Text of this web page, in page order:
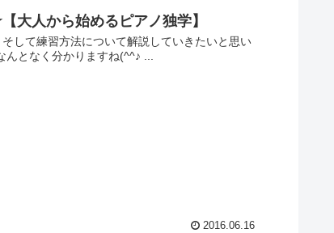
大人から始めるピアノ独学】
して練習方法について解説していきたいと思い
となく分かりますね(^^♪ ...
2016.06.16